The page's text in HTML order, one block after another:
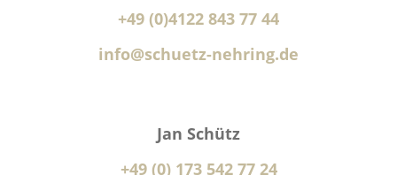
+49 (0)4122 843 77 44
info@schuetz-nehring.de
Jan Schütz
+49 (0) 173 542 77 24